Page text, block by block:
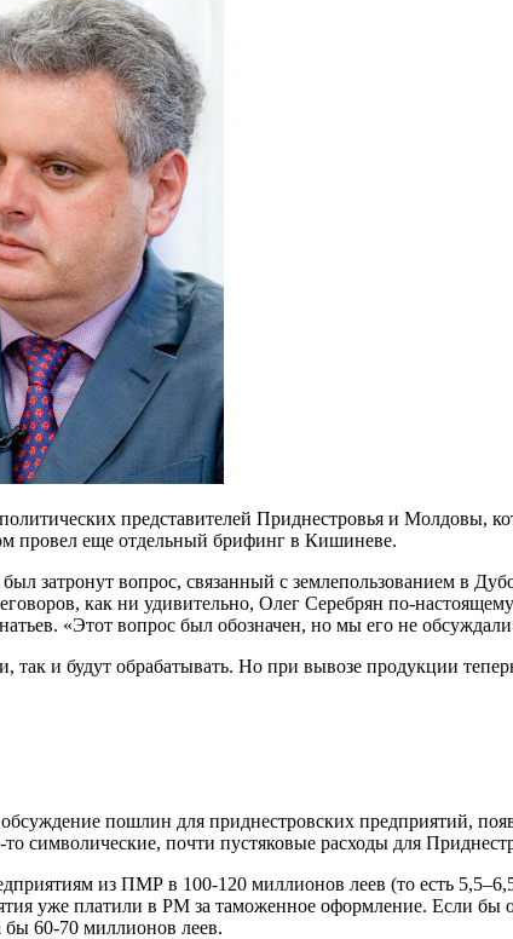
представителей Приднестровья и Молдовы,
провел еще отдельный брифинг в Кишиневе.
затронут вопрос, связанный с землепользованием в
как ни удивительно, Олег Серебрян по-
«Этот вопрос был обозначен, но мы его не
и будут обрабатывать. Но при вывозе продукции
пошлин для приднестровских предприятий,
символические, почти пустяковые расходы для
из ПМР в 100-120 миллионов леев (то есть
уже платили в РМ за таможенное оформление. Если бы
бы 60-70 миллионов леев.